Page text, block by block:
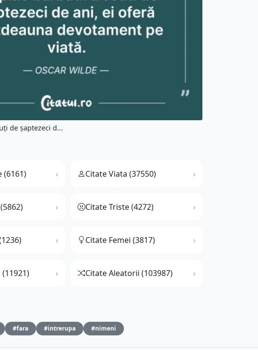
de șaptezeci d...
(6161) Citate Viata (37550)
Citate Triste (4272)
Citate Femei (3817)
Citate Aleatorii (103987)
#fara #intrerupa #nimeni